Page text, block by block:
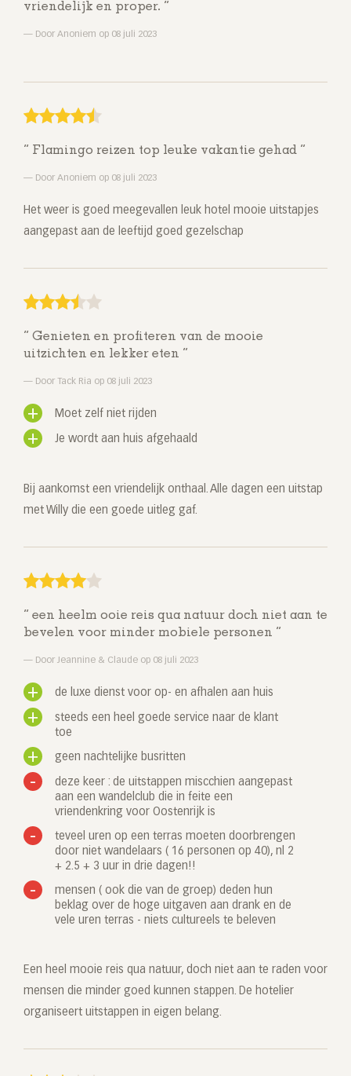
vriendelijk en proper.
Door Anoniem op 08 juli 2023
Flamingo reizen top leuke vakantie gehad
Door Anoniem op 08 juli 2023
Het weer is goed meegevallen leuk hotel mooie uitstapjes
aangepast aan de leeftijd goed gezelschap
Genieten en profiteren van de mooie
uitzichten en lekker eten
Door Tack Ria op 08 juli 2023
Moet zelf niet rijden
Je wordt aan huis afgehaald
Bij aankomst een vriendelijk onthaal. Alle dagen een uitstap
met Willy die een goede uitleg gaf.
een heelm ooie reis qua natuur doch niet aan te
bevelen voor minder mobiele personen
Door Jeannine & Claude op 08 juli 2023
de luxe dienst voor op- en afhalen aan huis
steeds een heel goede service naar de klant
toe
geen nachtelijke busritten
deze keer : de uitstappen miscchien aangepast
aan een wandelclub die in feite een
vriendenkring voor Oostenrijk is
teveel uren op een terras moeten doorbrengen
door niet wandelaars ( 16 personen op 40), nl 2
+ 2.5 + 3 uur in drie dagen!!
mensen ( ook die van de groep) deden hun
beklag over de hoge uitgaven aan drank en de
vele uren terras - niets cultureels te beleven
Een heel mooie reis qua natuur, doch niet aan te raden voor
mensen die minder goed kunnen stappen. De hotelier
organiseert uitstappen in eigen belang.